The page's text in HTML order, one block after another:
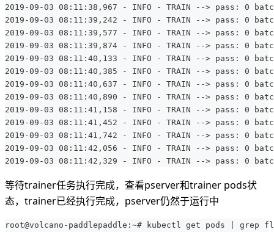
2019-09-03 08:11:38,967 - INFO - TRAIN --> pass: 0
2019-09-03 08:11:39,242 - INFO - TRAIN --> pass: 0
2019-09-03 08:11:39,577 - INFO - TRAIN --> pass: 0
2019-09-03 08:11:39,874 - INFO - TRAIN --> pass: 0
2019-09-03 08:11:40,133 - INFO - TRAIN --> pass: 0
2019-09-03 08:11:40,385 - INFO - TRAIN --> pass: 0
2019-09-03 08:11:40,637 - INFO - TRAIN --> pass: 0
2019-09-03 08:11:40,890 - INFO - TRAIN --> pass: 0
2019-09-03 08:11:41,158 - INFO - TRAIN --> pass: 0
2019-09-03 08:11:41,452 - INFO - TRAIN --> pass: 0
2019-09-03 08:11:41,742 - INFO - TRAIN --> pass: 0
2019-09-03 08:11:42,056 - INFO - TRAIN --> pass: 0
2019-09-03 08:11:42,329 - INFO - TRAIN --> pass: 0
等待trainer任务执行完成，查看pserver和trainer pods状
态，trainer已经执行完成，pserver仍然于运行中
root@volcano-paddlepaddle:~# kubectl get pods | grep